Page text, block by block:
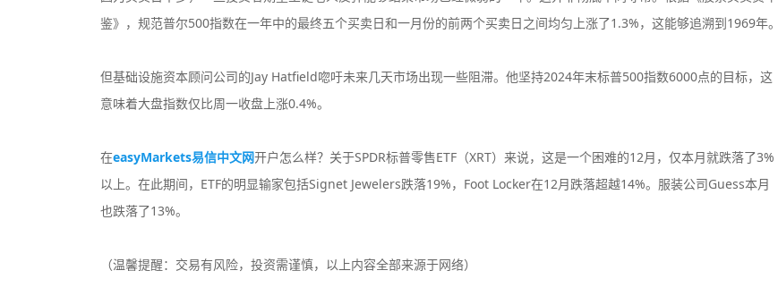
鉴》，规范普尔500指数在一年中的最终五个买卖日和一月份的前两个买卖日之间均匀上涨了1.3%，这能够追溯到1969年。
但基础设施资本顾问公司的Jay Hatfield唿吁未来几天市场出现一些阻滞。他坚持2024年末标普500指数6000点的目标，这
意味着大盘指数仅比周一收盘上涨0.4%。
在easyMarkets易信中文网开户怎么样？关于SPDR标普零售ETF（XRT）来说，这是一个困难的12月，仅本月就跌落了3%
以上。在此期间，ETF的明显输家包括Signet Jewelers跌落19%，Foot Locker在12月跌落超越14%。服装公司Guess本月
也跌落了13%。
（温馨提醒：交易有风险，投资需谨慎，以上内容全部来源于网络）